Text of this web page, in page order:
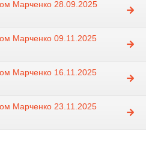
Марченко 28.09.2025
Марченко 09.11.2025
Марченко 16.11.2025
Марченко 23.11.2025